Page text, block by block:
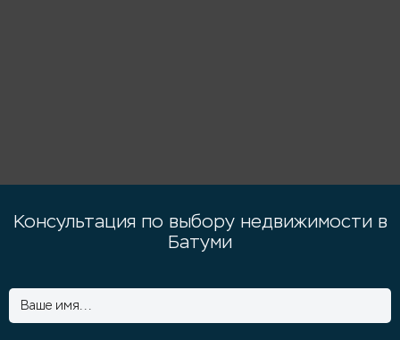
Консультация по выбору недвижимости в
Батуми